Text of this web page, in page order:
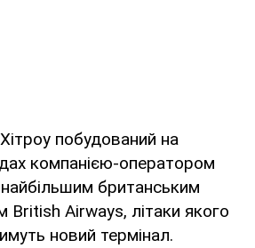
побудований на
компанією-оператором
британським
British Airways, літаки якого
новий термінал.